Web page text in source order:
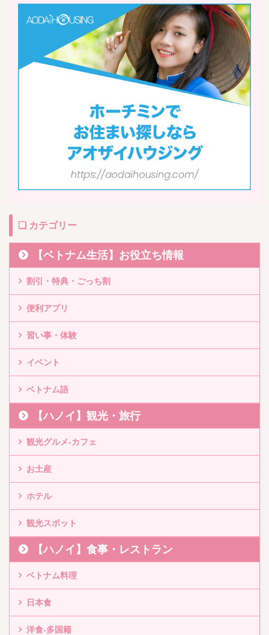
❏ カテゴリー
【ベトナム生活】お役立ち情報
割引・特典・ごっち割
便利アプリ
習い事・体験
イベント
ベトナム語
【ハノイ】観光・旅行
観光グルメ-カフェ
お土産
ホテル
観光スポット
【ハノイ】食事・レストラン
ベトナム料理
日本食
洋食-多国籍